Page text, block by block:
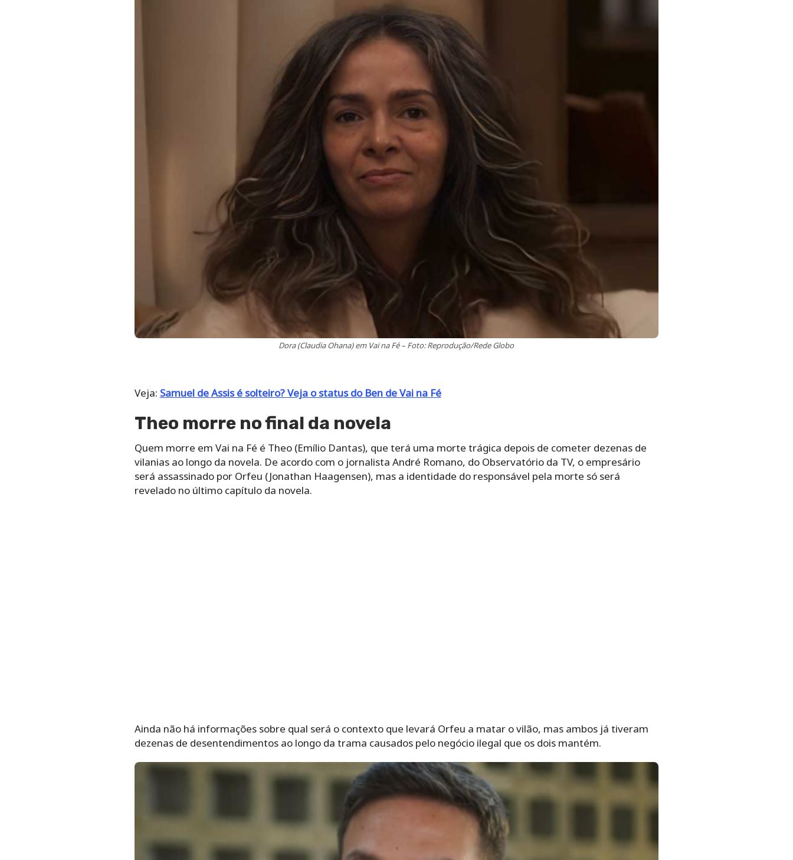
Dora (Claudia Ohana) em Vai na Fé – Foto: Reprodução/Rede Globo
Veja: Samuel de Assis é solteiro? Veja o status do Ben de Vai na Fé
Theo morre no final da novela
Quem morre em Vai na Fé é Theo (Emílio Dantas), que terá uma morte trágica depois de cometer dezenas de
vilanias ao longo da novela. De acordo com o jornalista André Romano, do Observatório da TV, o empresário
será assassinado por Orfeu (Jonathan Haagensen), mas a identidade do responsável pela morte só será
revelado no último capítulo da novela.
Ainda não há informações sobre qual será o contexto que levará Orfeu a matar o vilão, mas ambos já tiveram
dezenas de desentendimentos ao longo da trama causados pelo negócio ilegal que os dois mantém.